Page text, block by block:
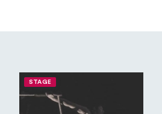
STAGE